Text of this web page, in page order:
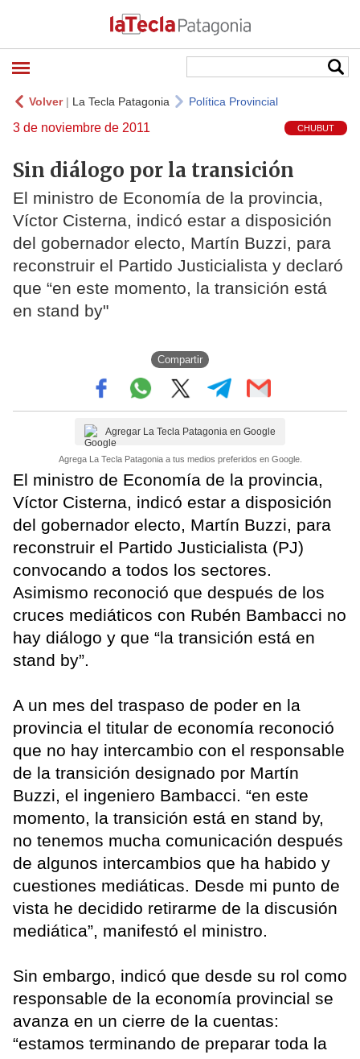
Volver| La Tecla Patagonia Política Provincial
3 de noviembre de 2011 CHUBUT
Sin diálogo por la transición
El ministro de Economía de la provincia,
Víctor Cisterna, indicó estar a disposición
del gobernador electo, Martín Buzzi, para
reconstruir el Partido Justicialista y declaró
que “en este momento, la transición está
en stand by"
Compartir
Agregar La Tecla Patagonia en Google
Agrega La Tecla Patagonia a tus medios preferidos en Google.
El ministro de Economía de la provincia,
Víctor Cisterna, indicó estar a disposición
del gobernador electo, Martín Buzzi, para
reconstruir el Partido Justicialista (PJ)
convocando a todos los sectores.
Asimismo reconoció que después de los
cruces mediáticos con Rubén Bambacci no
hay diálogo y que “la transición está en
stand by”.
A un mes del traspaso de poder en la
provincia el titular de economía reconoció
que no hay intercambio con el responsable
de la transición designado por Martín
Buzzi, el ingeniero Bambacci. “en este
momento, la transición está en stand by,
no tenemos mucha comunicación después
de algunos intercambios que ha habido y
cuestiones mediáticas. Desde mi punto de
vista he decidido retirarme de la discusión
mediática”, manifestó el ministro.
Sin embargo, indicó que desde su rol como
responsable de la economía provincial se
avanza en un cierre de la cuentas:
“estamos terminando de preparar toda la